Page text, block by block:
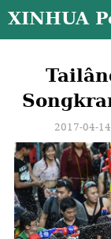
XINHUA
2017-04-